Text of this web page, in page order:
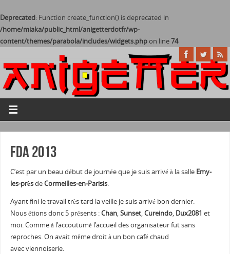
Deprecated: Function create_function() is deprecated in
/home/miaka/public_html/anigetterdotfr/wp-
content/themes/parabola/includes/widgets.phpon line74
FDA 2013
C’est par un beau début de journée que je suis arrivé à la salle Emy-
les-prèsdeCormeilles-en-Parisis.
Ayant fini le travail très tard la veille je suis arrivé bon dernier.
Nous étions donc 5 présents :Chan,Sunset,Cureindo, Dux2081 et
moi. Comme à l’accoutumé l’accueil des organisateur fut sans
reproches. On avait même droit à un bon café chaud
avec viennoiserie.